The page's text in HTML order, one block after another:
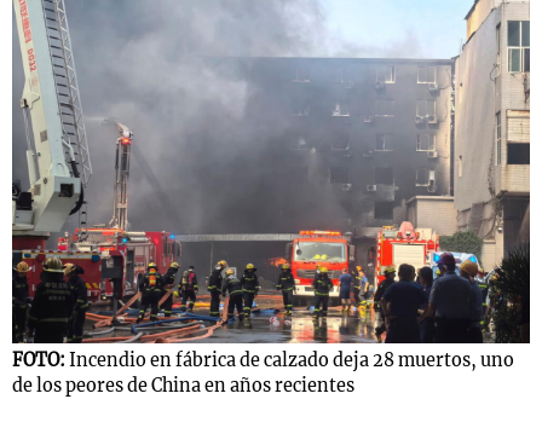
FOTO: Incendio en fábrica de calzado deja 28 muertos, uno
de los peores de China en años recientes